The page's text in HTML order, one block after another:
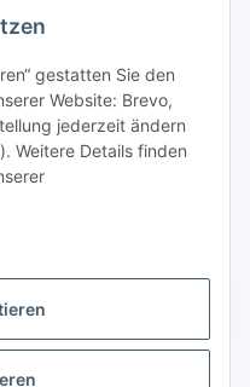
gestatten Sie den
Website: Brevo,
jederzeit ändern
Weitere Details finden
Sie gerne bei uns im Lager